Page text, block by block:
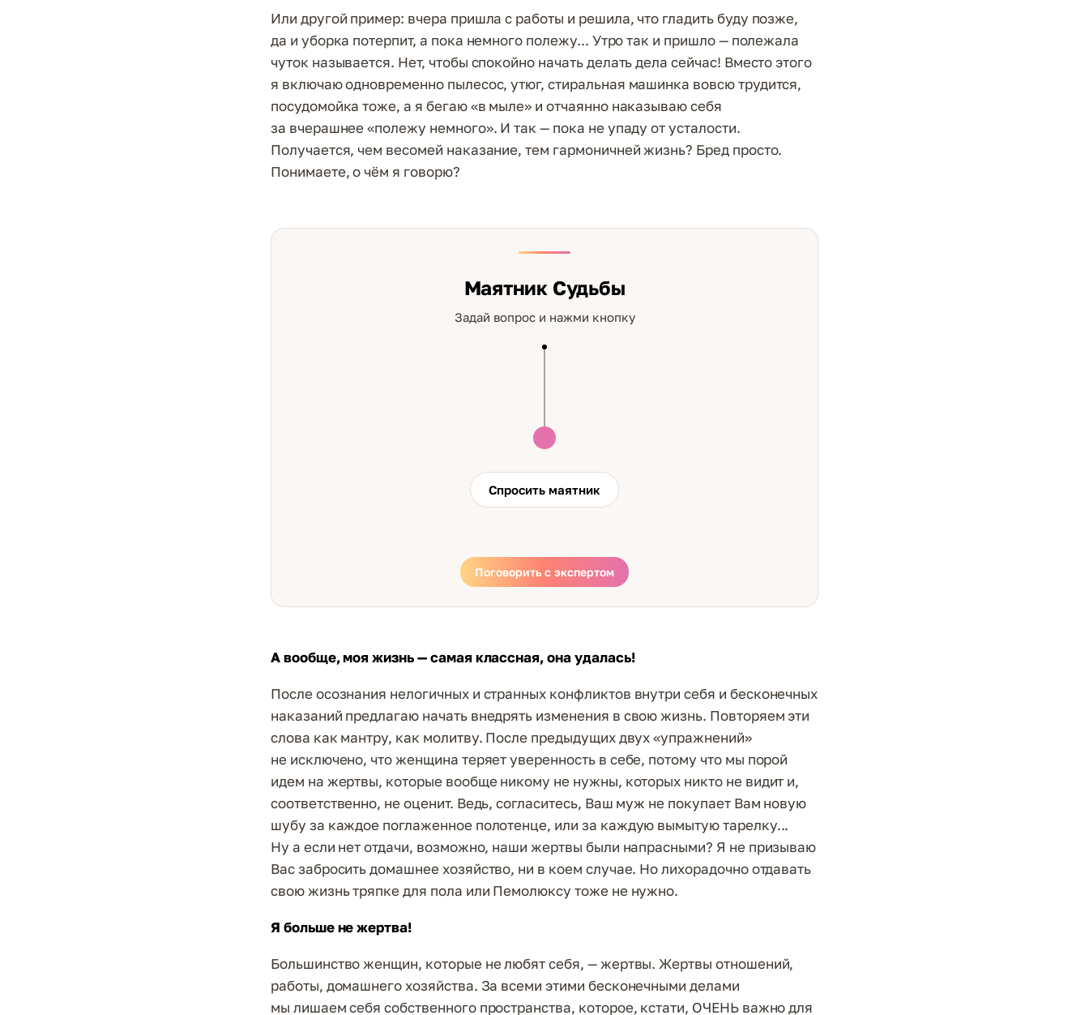
Или другой пример: вчера пришла с работы и решила, что гладить буду позже,
да и уборка потерпит, а пока немного полежу... Утро так и пришло — полежала
чуток называется. Нет, чтобы спокойно начать делать дела сейчас! Вместо этого
я включаю одновременно пылесос, утюг, стиральная машинка вовсю трудится,
посудомойка тоже, а я бегаю «в мыле» и отчаянно наказываю себя
за вчерашнее «полежу немного». И так — пока не упаду от усталости.
Получается, чем весомей наказание, тем гармоничней жизнь? Бред просто.
Понимаете, о чём я говорю?
Маятник Судьбы
Задай вопрос и нажми кнопку
Спросить маятник
Поговорить с экспертом
А вообще, моя жизнь — самая классная, она удалась!
После осознания нелогичных и странных конфликтов внутри себя и бесконечных
наказаний предлагаю начать внедрять изменения в свою жизнь. Повторяем эти
слова как мантру, как молитву. После предыдущих двух «упражнений»
не исключено, что женщина теряет уверенность в себе, потому что мы порой
идем на жертвы, которые вообще никому не нужны, которых никто не видит и,
соответственно, не оценит. Ведь, согласитесь, Ваш муж не покупает Вам новую
шубу за каждое поглаженное полотенце, или за каждую вымытую тарелку...
Ну а если нет отдачи, возможно, наши жертвы были напрасными? Я не призываю
Вас забросить домашнее хозяйство, ни в коем случае. Но лихорадочно отдавать
свою жизнь тряпке для пола или Пемолюксу тоже не нужно.
Я больше не жертва!
Большинство женщин, которые не любят себя, — жертвы. Жертвы отношений,
работы, домашнего хозяйства. За всеми этими бесконечными делами
мы лишаем себя собственного пространства, которое, кстати, ОЧЕНЬ важно для